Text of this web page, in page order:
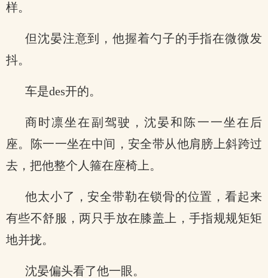
样。
但沈晏注意到，他握着勺子的手指在微微发
抖。
车是des开的。
商时凛坐在副驾驶，沈晏和陈一一坐在后
座。陈一一坐在中间，安全带从他肩膀上斜跨过
去，把他整个人箍在座椅上。
他太小了，安全带勒在锁骨的位置，看起来
有些不舒服，两只手放在膝盖上，手指规规矩矩
地并拢。
沈晏偏头看了他一眼。